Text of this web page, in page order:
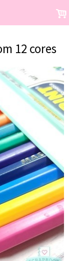
.
12 cores